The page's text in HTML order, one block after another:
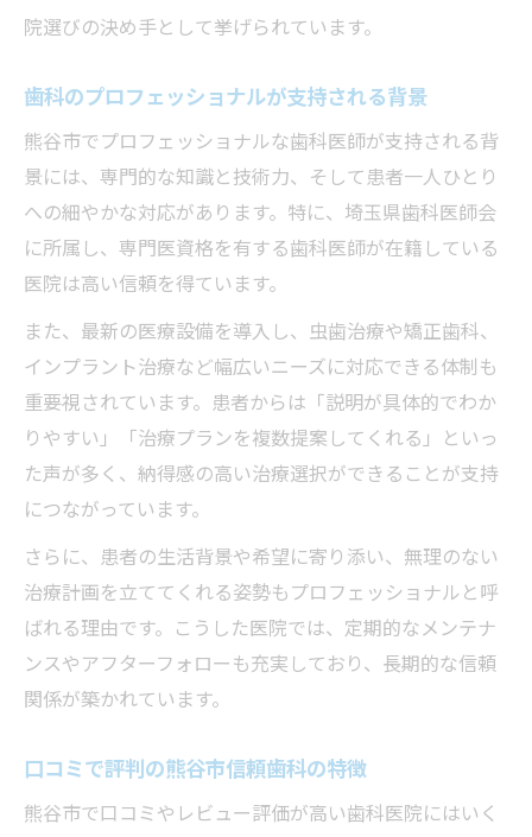
院選びの決め手として挙げられています。
歯科のプロフェッショナルが支持される背景
熊谷市でプロフェッショナルな歯科医師が支持される背
景には、専門的な知識と技術力、そして患者一人ひとり
への細やかな対応があります。特に、埼玉県歯科医師会
に所属し、専門医資格を有する歯科医師が在籍している
医院は高い信頼を得ています。
また、最新の医療設備を導入し、虫歯治療や矯正歯科、
インプラント治療など幅広いニーズに対応できる体制も
重要視されています。患者からは「説明が具体的でわか
りやすい」「治療プランを複数提案してくれる」といっ
た声が多く、納得感の高い治療選択ができることが支持
につながっています。
さらに、患者の生活背景や希望に寄り添い、無理のない
治療計画を立ててくれる姿勢もプロフェッショナルと呼
ばれる理由です。こうした医院では、定期的なメンテナ
ンスやアフターフォローも充実しており、長期的な信頼
関係が築かれています。
口コミで評判の熊谷市信頼歯科の特徴
熊谷市で口コミやレビュー評価が高い歯科医院にはいく